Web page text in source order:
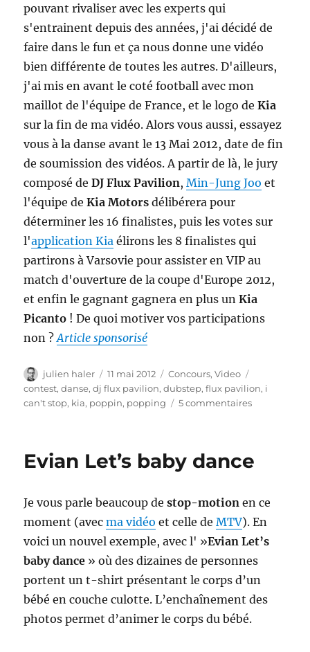
pouvant rivaliser avec les experts qui
s'entrainent depuis des années, j'ai décidé de
faire dans le fun et ça nous donne une vidéo
bien différente de toutes les autres. D'ailleurs,
j'ai mis en avant le coté football avec mon
maillot de l'équipe de France, et le logo deKia
sur la fin de ma vidéo. Alors vous aussi, essayez
vous à la danse avant le 13 Mai 2012, date de fin
de soumission des vidéos. A partir de là, le jury
composé deDJ Flux Pavilion,Min-Jung Joo et
l'équipe deKia Motors délibérera pour
déterminer les 16 finalistes, puis les votes sur
l'application Kia élirons les 8 finalistes qui
partirons à Varsovie pour assister en VIP au
match d'ouverture de la coupe d'Europe 2012,
et enfin le gagnant gagnera en plus unKia
Picanto ! De quoi motiver vos participations
non ?Article sponsorisé
Auteur
julien haler
Publié
le
11 mai 2012 Catégories
Concours,Video
contest,danse,dj flux pavilion,dubstep,flux pavilion, i
can't stop, kia, poppin, popping 5 commentairessur
Euro
Evian Let’s baby dance
Je vous parle beaucoup destop-motion en ce
moment (avecma vidéo et celle deMTV). En
voici un nouvel exemple, avec l' »Evian Let’s
baby dance » où des dizaines de personnes
portent un t-shirt présentant le corps d’un
bébé en couche culotte. L’enchaînement des
photos permet d’animer le corps du bébé.